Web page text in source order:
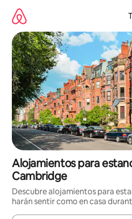
contenido
Alojamientos para
Cambridge
Descubre alojamientos para
harán sentir como en casa